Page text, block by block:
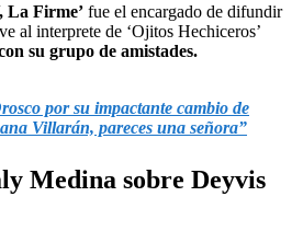
La Firme’ fue el encargado de difundir
al interprete de ‘Ojitos Hechiceros’
su grupo de amistades.
por su impactante cambio de
Villarán, pareces una señora”
Medina sobre Deyvis